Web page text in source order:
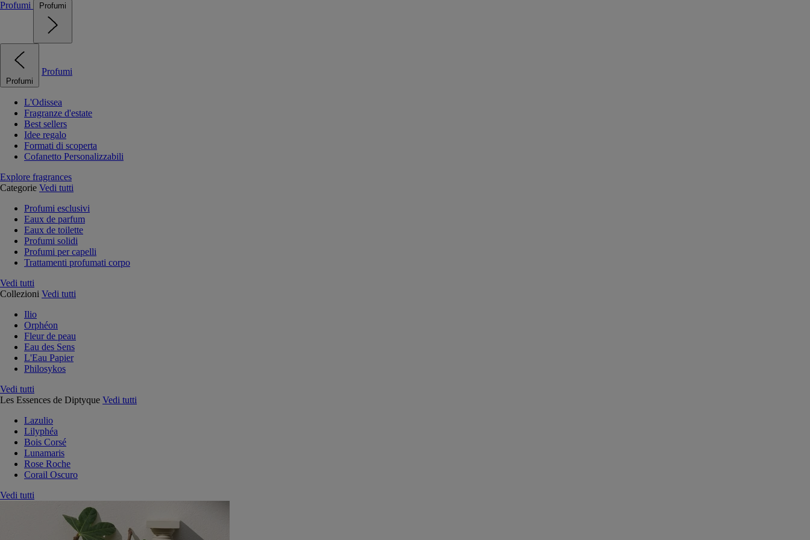
Profumi Profumi
Profumi
Profumi
L'Odissea
Fragranze d'estate
Best sellers
Idee regalo
Formati di scoperta
Cofanetto Personalizzabili
Explore fragrances
Categorie Vedi tutti
Profumi esclusivi
Eaux de parfum
Eaux de toilette
Profumi solidi
Profumi per capelli
Trattamenti profumati corpo
Vedi tutti
Collezioni Vedi tutti
Ilio
Orphéon
Fleur de peau
Eau des Sens
L'Eau Papier
Philosykos
Vedi tutti
Les Essences de Diptyque Vedi tutti
Lazulio
Lilyphéa
Bois Corsé
Lunamaris
Rose Roche
Corail Oscuro
Vedi tutti